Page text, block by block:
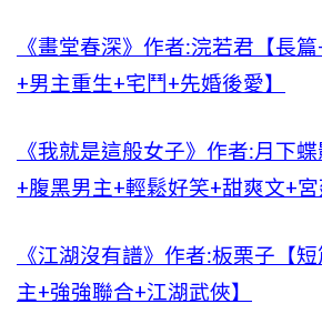
《畫堂春深》作者:浣若君【長
+男主重生+宅鬥+先婚後愛】
《我就是這般女子》作者:月下
+腹黑男主+輕鬆好笑+甜爽文+宮
《江湖沒有譜》作者:板栗子【
主+強強聯合+江湖武俠】